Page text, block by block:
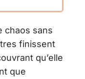
chaos sans
finissent
qu’elle
que